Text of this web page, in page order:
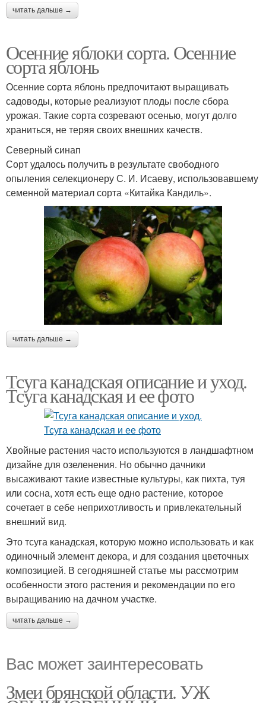
читать дальше →
Осенние яблоки сорта. Осенние
сорта яблонь
Осенние сорта яблонь предпочитают выращивать
садоводы, которые реализуют плоды после сбора
урожая. Такие сорта созревают осенью, могут долго
храниться, не теряя своих внешних качеств.
Северный синап
Сорт удалось получить в результате свободного
опыления селекционеру С. И. Исаеву, использовавшему
семенной материал сорта «Китайка Кандиль».
читать дальше →
Тсуга канадская описание и уход.
Тсуга канадская и ее фото
Хвойные растения часто используются в ландшафтном
дизайне для озеленения. Но обычно дачники
высаживают такие известные культуры, как пихта, туя
или сосна, хотя есть еще одно растение, которое
сочетает в себе неприхотливость и привлекательный
внешний вид.
Это тсуга канадская, которую можно использовать и как
одиночный элемент декора, и для создания цветочных
композицией. В сегодняшней статье мы рассмотрим
особенности этого растения и рекомендации по его
выращиванию на дачном участке.
читать дальше →
Вас может заинтересовать
Змеи брянской области. УЖ